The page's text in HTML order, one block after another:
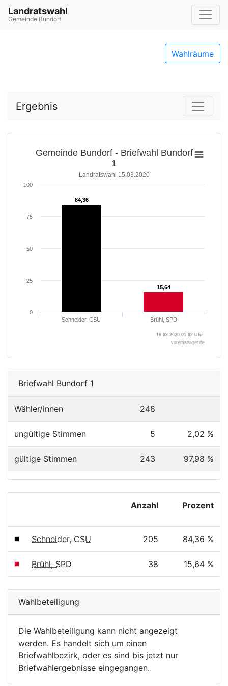
Landratswahl
Gemeinde Bundorf
Wahlräume
Ergebnis
Gemeinde Bundorf - Briefwahl Bundorf
1
Landratswahl 15.03.2020
84,36
84,36
15,64
15,64
Schneider, CSU Brühl, SPD
0
25
50
75
100
16.03.2020 01:02 Uhr
votemanager.de
Briefwahl Bundorf 1
Wähler/innen 248
ungültige Stimmen 5 2,02 %
gültige Stimmen 243 97,98 %
Anzahl Prozent
Schneider, CSU 205 84,36 %
Brühl, SPD 38 15,64 %
Wahlbeteiligung
Die Wahlbeteiligung kann nicht angezeigt
werden. Es handelt sich um einen
Briefwahlbezirk, oder es sind bis jetzt nur
Briefwahlergebnisse eingegangen.